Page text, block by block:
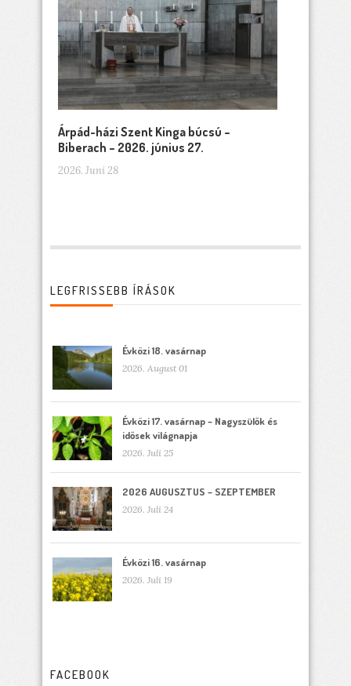
Árpád-házi Szent Kinga búcsú –
Biberach – 2026. június 27.
2026. Juni 28
LEGFRISSEBB ÍRÁSOK
Évközi 18. vasárnap
2026. August 01
Évközi 17. vasárnap – Nagyszülők és
idősek világnapja
2026. Juli 25
2026 AUGUSZTUS – SZEPTEMBER
2026. Juli 24
Évközi 16. vasárnap
2026. Juli 19
FACEBOOK